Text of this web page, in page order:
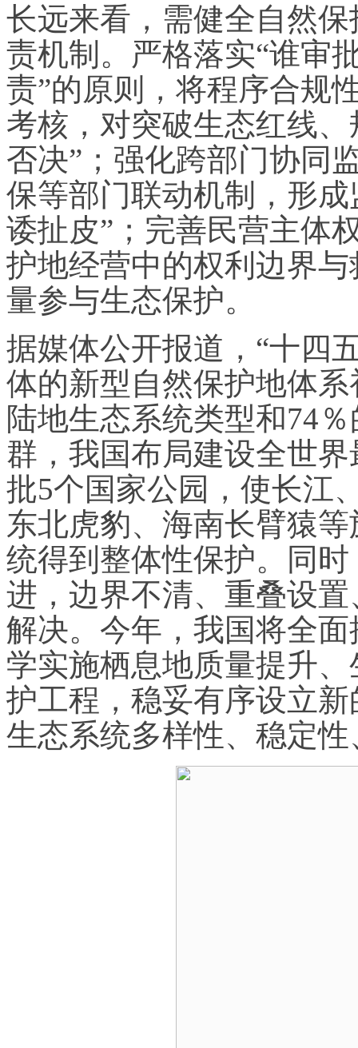
长远来看，需健全自然
责机制。严格落实“谁审
责”的原则，将程序合规
考核，对突破生态红线
否决”；强化跨部门协同
保等部门联动机制，形
诿扯皮”；完善民营主体
护地经营中的权利边界
量参与生态保护。
据媒体公开报道，“十四
体的新型自然保护地体
陆地生态系统类型和74
群，我国布局建设全世
批5个国家公园，使长江
东北虎豹、海南长臂猿
统得到整体性保护。同
进，边界不清、重叠设
解决。今年，我国将全
学实施栖息地质量提升
护工程，稳妥有序设立
生态系统多样性、稳定